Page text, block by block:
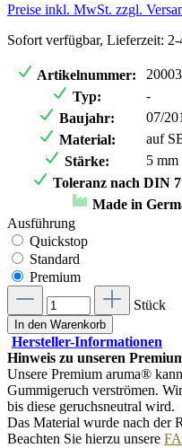
Preise inkl. MwSt. zzgl.
Sofort verfügbar, Lieferzeit: 2-
Artikelnummer:
Typ:
-
Baujahr:
07/
Material:
auf
Stärke:
5 mm
Toleranz nach DIN
Made in
Ausführung
Quickstop
Standard
Premium
Stück
In den Warenkorb
Hersteller-Informationen
Hinweis zu unseren
Unsere Premium aruma®
Gummigeruch verströmen.
bis diese geruchsneutral wird.
Das Material wurde nach der
Beachten Sie hierzu unsere